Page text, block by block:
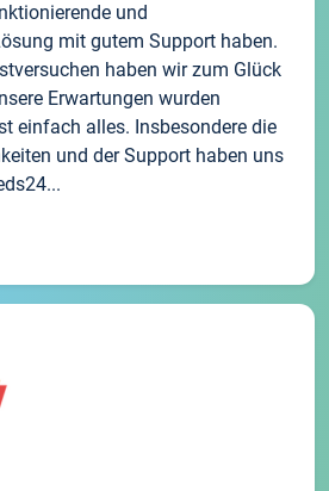
und
mit gutem Support haben.
haben wir zum Glück
Erwartungen wurden
einfach alles. Insbesondere die
und der Support haben uns